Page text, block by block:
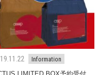
Information